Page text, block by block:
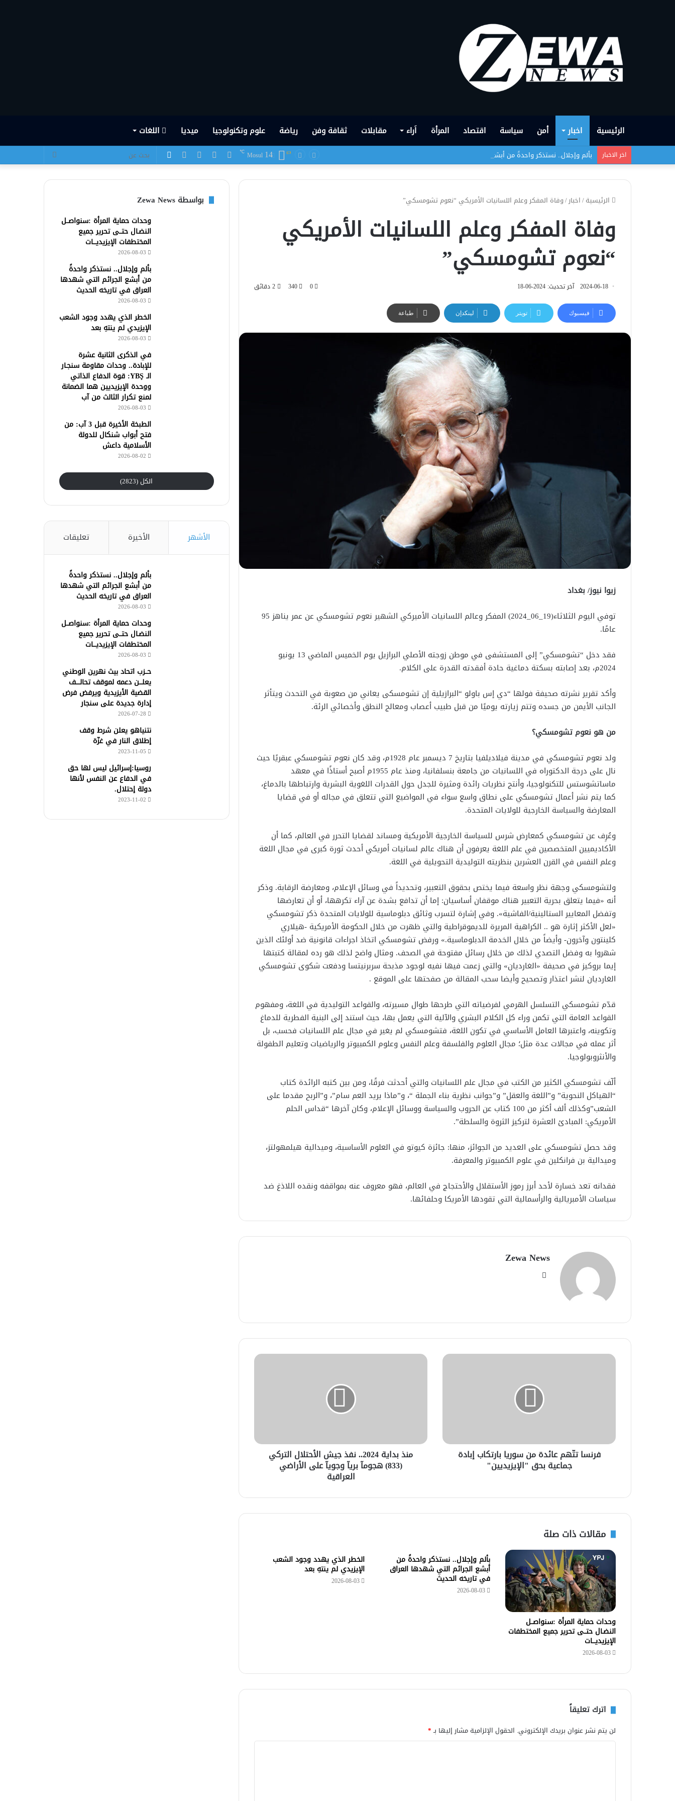
الرئيسية اخبار أمن سياسة اقتصاد المرأة اَراء مقابلات ثقافة وفن رياضة علوم وتكنولوجيا ميديا اللغات
اخر الاخبار بألم وإجلال.. نستذكر واحدةً من أبشع الجرائم التي شهدها العراق في تاريخه الحديث
الوضعانستقرام يوتيوب تويتر
فيسبوك Mosul 14
℃
الرئيسية/اخبار/وفاة المفكر وعلم اللسانيات الأمريكي “نعوم تشومسكي”
وفاة المفكر وعلم اللسانيات الأمريكي
“نعوم تشومسكي”
2024-06-18 آخر تحديث: 2024-06-18 0
340
فيسبوك تويتر لينكدإن طباعة
زيوا نيوز/ بغداد
توفي اليوم الثلاثاء(19_06_2024) المفكر وعالم اللسانيات الأميركي الشهير نعوم تشومسكي‬⁩ عن عمر يناهز 95
عامًا.
فقد دخل “تشومسكي” إلى المستشفى في موطن زوجته الأصلي البرازيل يوم الخميس الماضي 13 يونيو
2024م، بعد إصابته بسكتة دماغية حادة أفقدته القدرة على الكلام.
وأكد تقرير نشرته صحيفة فولها “دي إس باولو “البرازيلية إن تشومسكى يعاني من صعوبة في التحدث ويتأثر
الجانب الأيمن من جسده وتتم زيارته يوميًا من قبل طبيب أعصاب ومعالج النطق وأخصائي الرئة.
من هو نعوم تشومسكي؟
ولد نعوم تشومسكي في مدينة فيلاديلفيا بتاريخ 7 ديسمبر عام 1928م، وقد كان نعوم تشومسكي عبقريًا حيث
نال على درجة الدكتوراه في اللسانيات من جامعة بنسلفانيا، ومنذ عام 1955م أصبح أستاذًا في معهد
ماساتشوستس للتكنولوجيا، وأنتج نظريات رائدة ومثيرة للجدل حول القدرات اللغوية البشرية وارتباطها بالدماغ،
كما يتم نشر أعمال تشومسكي على نطاق واسع سواء في المواضيع التي تتعلق في مجاله أو في قضايا
المعارضة والسياسة الخارجية للولايات المتحدة.
وعُرِف عن تشومسكي كمعارض شرس للسياسة الخارجية الأمريكية ومساند لقضايا التحرر في العالم، كما أن
الأكاديميين المتخصصين في علم اللغة يعرفون أن هناك عالم لسانيات أمريكي أحدث ثورة كبرى في مجال اللغة
وعلم النفس في القرن العشرين بنظريته التوليدية التحويلية في اللغة.
ولتشومسكي وجهة نظر واسعة فيما يختص بحقوق التعبير، وتحديداً في وسائل الإعلام، ومعارضة الرقابة. وذكر
أنه «فيما يتعلق بحرية التعبير هناك موقفان أساسيان: إما أن تدافع بشدة عن آراء تكرهها، أو أن تعارضها
وتفضل المعايير الستالينية/الفاشية». وفي إشارة لتسرب وثائق دبلوماسية للولايات المتحدة ذكر تشومسكي
«لعل الأكثر إثارة هو .. الكراهية المريرة للديموقراطية والتي ظهرت من خلال الحكومة الأمريكية -هيلاري
كلينتون وآخرون- وأيضاً من خلال الخدمة الدبلوماسية.» ورفض تشومسكي اتخاذ اجراءات قانونية ضد أولئك الذين
شهروا به وفضل التصدي لذلك من خلال رسائل مفتوحة في الصحف. ومثال واضح لذلك هو رده لمقالة كتبتها
إيما بروكيز في صحيفة «الغارديان» والتي زعمت فيها نفيه لوجود مذبحة سربرنيتسا ودفعت شكوى تشومسكي
الغارديان لنشر اعتذار وتصحيح وأيضا سحب المقالة من صفحتها على الموقع .
قدّم تشومسكي التسلسل الهرمي لفرضياته التي طرحها طوال مسيرته، والقواعد التوليدية في اللغة، ومفهوم
القواعد العامة التي تكمن وراء كل الكلام البشري والآلية التي يعمل بها، حيث استند إلى البنية الفطرية للدماغ
وتكوينه، واعتبرها العامل الأساسي في تكون اللغة، فتشومسكي لم يغير في مجال علم اللسانيات فحسب، بل
أثر عمله في مجالات عدة مثل؛ مجال العلوم والفلسفة وعلم النفس وعلوم الكمبيوتر والرياضيات وتعليم الطفولة
والأنثروبولوجيا.
ألّف تشومسكي الكثير من الكتب في مجال علم اللسانيات والتي أحدثت فرقًا، ومن بين كتبه الرائدة كتاب
“الهياكل النحوية” و”اللغة والعقل” و”جوانب نظرية بناء الجملة “، و”ماذا يريد العم سام”، و”الربح مقدما على
الشعب”وكذلك ألف أكثر من 100 كتاب عن الحروب والسياسة ووسائل الإعلام، وكان آخرها “قداس الحلم
الأمريكي: المبادئ العشرة لتركيز الثروة والسلطة”.
وقد حصل تشومسكي على العديد من الجوائز، منها: جائزة كيوتو في العلوم الأساسية، وميدالية هيلمهولتز،
وميدالية بن فرانكلين في علوم الكمبيوتر والمعرفة.
فقدانه تعد خسارة لأحد أبرز رموز الأستقلال والأحتجاج في العالم، فهو معروف عنه بمواقفه ونقده اللاذغ ضد
سياسات الأمبريالية والرأسمالية التي تقودها الأمريكا وحلفائها.
Zewa News
فرنسا تتّهم عائدة من سوريا بارتكاب إبادة
جماعية بحق "الإيزيديين"
منذ بداية 2024.. نفذ جيش الأحتلال التركي
(833) هجومآ بريآ وجويآ على الأراضي
العراقية
مقالات ذات صلة
وحدات حماية المرأة :سنواصــل
النضـال حتــى تحرير جميع المختطفات
الإيزيديـــات
2026-08-03
بألم وإجلال.. نستذكر واحدةً من
أبشع الجرائم التي شهدها العراق
في تاريخه الحديث
2026-08-03
الخطر الذي يهدد وجود الشعب
الإيزيدي لم ينتهِ بعد
2026-08-03
اترك تعليقاً
لن يتم نشر عنوان بريدك الإلكتروني. الحقول الإلزامية مشار إليها بـ*
بواسطة Zewa News
وحدات حماية المرأة :سنواصــل
النضـال حتــى تحرير جميع
المختطفات الإيزيديـــات
2026-08-03
بألم وإجلال.. نستذكر واحدةً
من أبشع الجرائم التي شهدها
العراق في تاريخه الحديث
2026-08-03
الخطر الذي يهدد وجود الشعب
الإيزيدي لم ينتهِ بعد
2026-08-03
في الذكرى الثانية عشرة
للإبادة.. وحدات مقاومة سنجـار
الـ YBŞ: قوة الدفاع الذاتي
ووحدة الإيزيديين هما الضمانة
لمنع تكرار الثالث من آب
2026-08-03
الطبخة الأخيرة قبل 3 آب: من
فتح أبواب شنكال للدولة
الأسلامية داعش
2026-08-02
الكل (2823)
الأشهر الأخيرة تعليقات
بألم وإجلال.. نستذكر واحدةً
من أبشع الجرائم التي شهدها
العراق في تاريخه الحديث
2026-08-03
وحدات حماية المرأة :سنواصــل
النضـال حتــى تحرير جميع
المختطفات الإيزيديـــات
2026-08-03
حــزب اتحاد بيث نهرين الوطني
يعلـــن دعمه لموقف تحالــــف
القضية الأيزيدية ويرفض فرض
إدارة جديدة على سنجار
2026-07-28
نتنياهو يعلن شرط وقف
إطلاق النار في غزّة
2023-11-05
روسيا:إسرائيل ليس لها حق
في الدفاع عن النفس لأنها
دولة إحتلال.
2023-11-02